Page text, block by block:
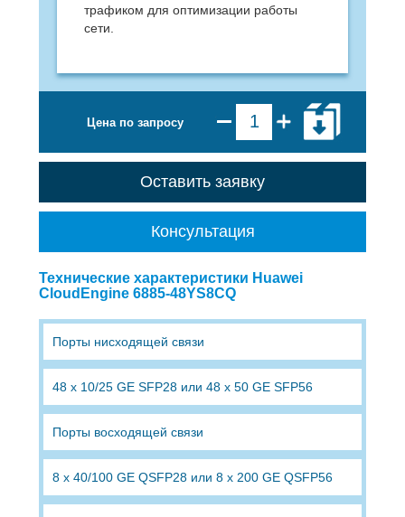
трафиком для оптимизации работы
сети.
Цена по запросу
Оставить заявку
Консультация
Технические характеристики Huawei
CloudEngine 6885-48YS8CQ
Порты нисходящей связи
48 x 10/25 GE SFP28 или 48 x 50 GE SFP56
Порты восходящей связи
8 x 40/100 GE QSFP28 или 8 x 200 GE QSFP56